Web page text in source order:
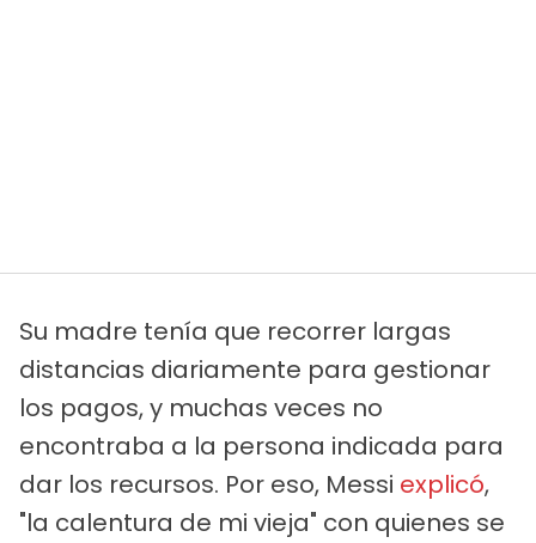
Su madre tenía que recorrer largas
distancias diariamente para gestionar
los pagos, y muchas veces no
encontraba a la persona indicada para
dar los recursos. Por eso, Messi explicó,
"la calentura de mi vieja" con quienes se